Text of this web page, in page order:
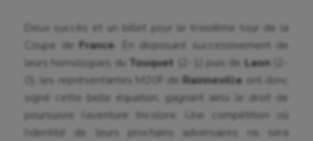
Deux succès et un billet pour le troisième tour de la
Coupe de France . En disposant successivement de
leurs homologues du Touquet (2-1) puis de Laon(2-
0), les représentantes M20F deRainneville ont donc
signé cette belle équation, gagnant ainsi le droit de
poursuivre l’aventure tricolore. Une compétition où
l’identité de leurs prochains adversaires ne sera